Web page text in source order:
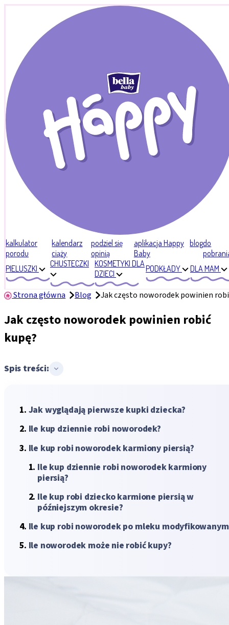
kalkulator
porodu
kalendarz
ciąży
podziel się
opinią
aplikacja Happy
Baby
blogdo
PIELUSZKI
CHUSTECZKI KOSMETYKI DLA
DZIECI
PODKŁADY DLA MAM
Strona główna Blog Jak często noworodek powinien
Jak często noworodek powinien robić
kupę?
Spis treści:
Jak wyglądają pierwsze kupki dziecka?
Ile kup dziennie robi noworodek?
Ile kup robi noworodek karmiony piersią?
Ile kup dziennie robi noworodek karmiony
piersią?
Ile kup robi dziecko karmione piersią w
późniejszym okresie?
Ile kup robi noworodek po mleku
Ile noworodek może nie robić kupy?